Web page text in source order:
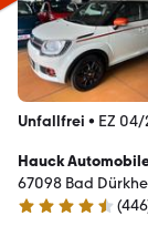
Unfallfrei • EZ 04/
Hauck
67098 Bad
4.4 Sterne
(446